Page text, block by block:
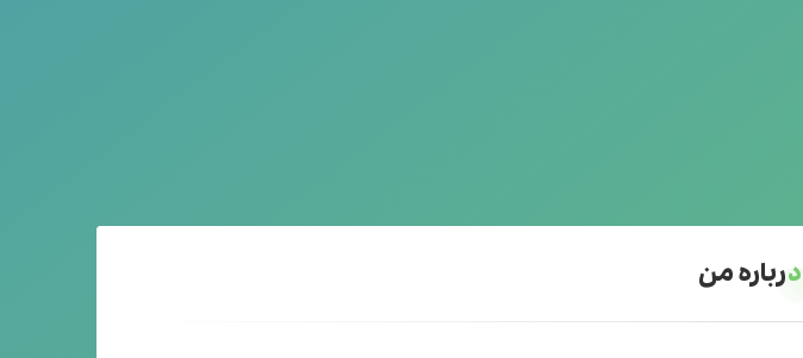
درباره من